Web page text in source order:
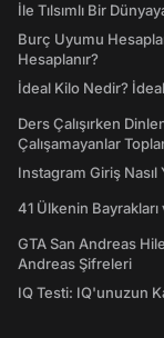
İle Tılsımlı Bir
Burç Uyumu
Hesaplanır?
İdeal Kilo Nedir? İdeal
Ders Çalışırken
Çalışamayanlar
Instagram Giriş
41 Ülkenin Bayrakları
GTA San Andreas
Andreas Şifreleri
IQ Testi: IQ'unuzun